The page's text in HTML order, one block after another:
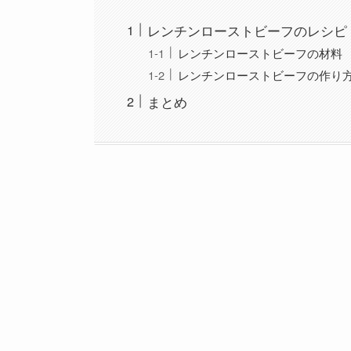
レンチンローストビーフのレシピ
レンチンローストビーフの材料
レンチンローストビーフの作り
まとめ